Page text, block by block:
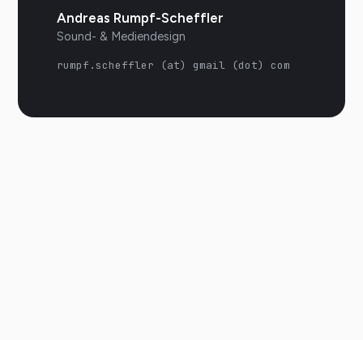
Andreas Rumpf-Scheffler
Sound- & Mediendesign
rumpf.scheffler (at) gmail (dot) com